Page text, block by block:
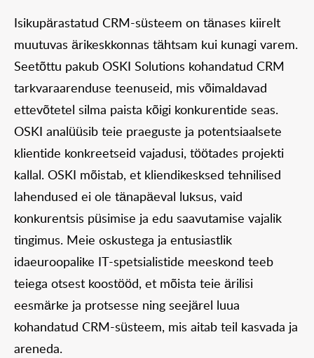
Isikupärastatud CRM-süsteem on tänases kiirelt
muutuvas ärikeskkonnas tähtsam kui kunagi varem.
Seetõttu pakub OSKI Solutions kohandatud CRM
tarkvaraarenduse teenuseid, mis võimaldavad
ettevõtetel silma paista kõigi konkurentide seas.
OSKI analüüsib teie praeguste ja potentsiaalsete
klientide konkreetseid vajadusi, töötades projekti
kallal. OSKI mõistab, et kliendikesksed tehnilised
lahendused ei ole tänapäeval luksus, vaid
konkurentsis püsimise ja edu saavutamise vajalik
tingimus. Meie oskustega ja entusiastlik
idaeuroopalike IT-spetsialistide meeskond teeb
teiega otsest koostööd, et mõista teie ärilisi
eesmärke ja protsesse ning seejärel luua
kohandatud CRM-süsteem, mis aitab teil kasvada ja
areneda.